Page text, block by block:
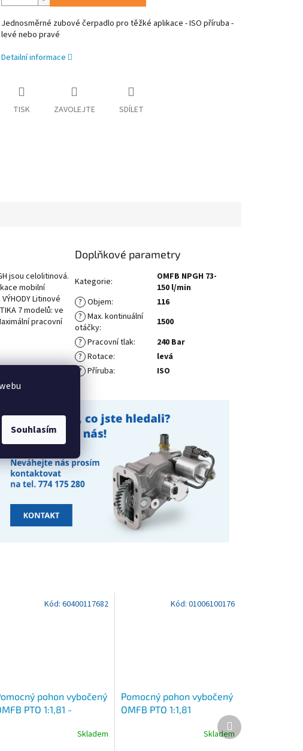
Souhlasím
Jednosměrné zubové čerpadlo pro těžké aplikace - ISO příruba -
levé nebo pravé
Detailní informace
TISK ZAVOLEJTE SDÍLET
pohon vybočený
PTO 1:1,81 -
Skladem
Kód:60400117682
Pomocný pohon vybočený
OMFB PTO 1:1,81
Skladem
Kód: 01006100176
Další
produkt
jsou celolitinová.
mobilní
Litinové
7 modelů: ve
pracovní
Doplňkové parametry
Kategorie:
OMFB NPGH 73-
150 l/min
? Objem:
116
? Max. kontinuální
otáčky:
1500
? Pracovní tlak:
240 Bar
? Rotace:
levá
? Příruba: ISO